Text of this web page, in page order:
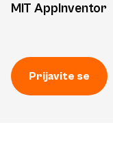
MIT AppInventor
Prijavite se